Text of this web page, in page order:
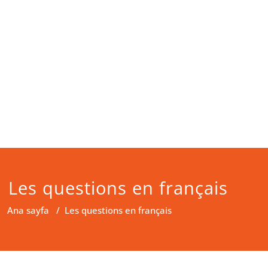
Les questions en français
Ana sayfa / Les questions en français